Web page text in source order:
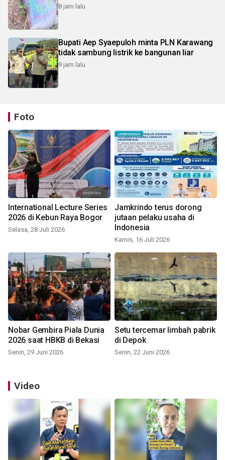
8 jam lalu
Bupati Aep Syaepuloh minta PLN Karawang
tidak sambung listrik ke bangunan liar
9 jam lalu
Foto
International Lecture Series
2026 di Kebun Raya Bogor
Selasa, 28 Juli 2026
Jamkrindo terus dorong
jutaan pelaku usaha di
Indonesia
Kamis, 16 Juli 2026
Nobar Gembira Piala Dunia
2026 saat HBKB di Bekasi
Senin, 29 Juni 2026
Setu tercemar limbah pabrik
di Depok
Senin, 22 Juni 2026
Video